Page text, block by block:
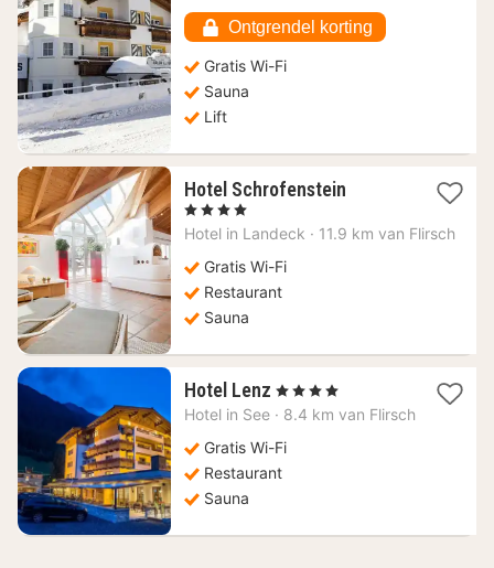
€
Ontgrendel korting
Gratis Wi-Fi
Sauna
Lift
Hotel Schrofenstein1
vanaf
, 4 Sterren
Hotel in Landeck · 11.9 km van Flirsch
Gratis Wi-Fi
Restaurant
Sauna
Hotel Lenz 1
nacht
124,24
€
, 4 Sterren
Hotel in See · 8.4 km van Flirsch
Gratis Wi-Fi
Restaurant
Sauna